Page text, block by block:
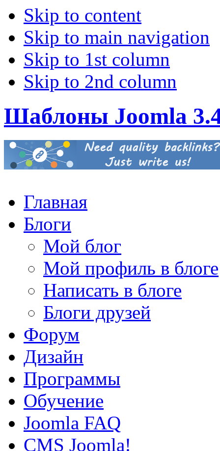
Skip to content
Skip to main navigation
Skip to 1st column
Skip to 2nd column
Шаблоны Joomla
Главная
Блоги
Мой блог
Мой профиль в блоге
Написать в блоге
Блоги друзей
Форум
Дизайн
Программы
Обучение
Joomla FAQ
CMS Joomla!